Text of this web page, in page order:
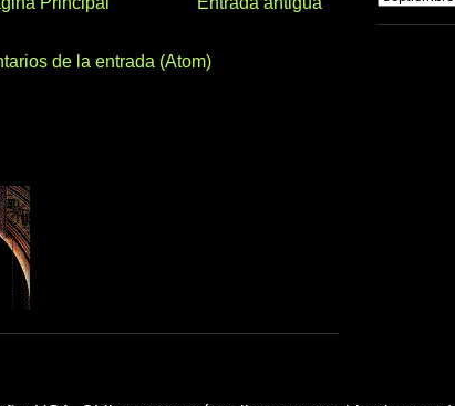
de la entrada (Atom)